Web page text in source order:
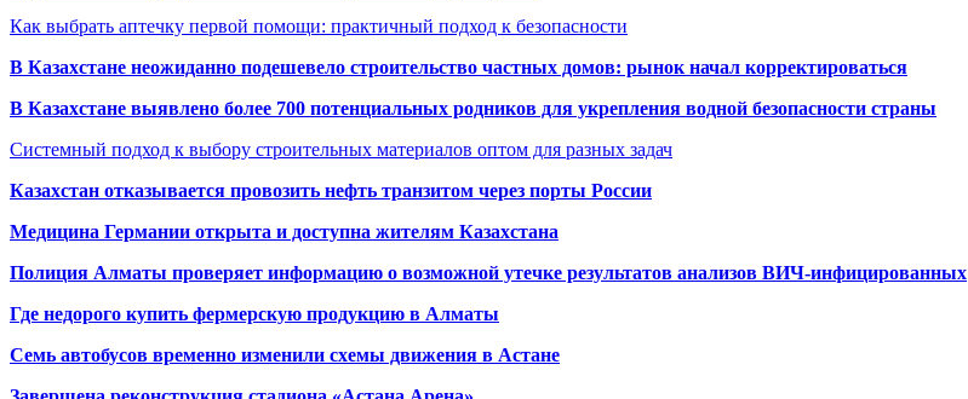
Как выбрать аптечку первой помощи: практичный подход к безопасности
В Казахстане неожиданно подешевело строительство частных домов: рынок начал корректироваться
В Казахстане выявлено более 700 потенциальных родников для укрепления водной безопасности страны
Системный подход к выбору строительных материалов оптом для разных задач
Казахстан отказывается провозить нефть транзитом через порты России
Медицина Германии открыта и доступна жителям Казахстана
Полиция Алматы проверяет информацию о возможной утечке результатов анализов ВИЧ-инфицированных
Где недорого купить фермерскую продукцию в Алматы
Семь автобусов временно изменили схемы движения в Астане